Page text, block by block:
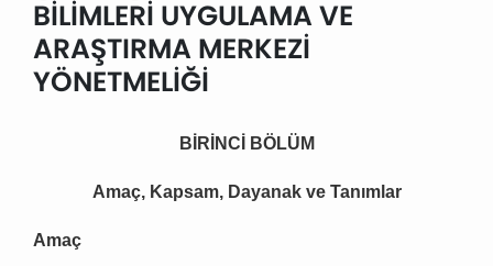
BİLİMLERİ UYGULAMA VE
ARAŞTIRMA MERKEZİ
YÖNETMELİĞİ
B R NC BÖLÜ M
Amaç, Kapsam, Dayanak ve Tanımlar
Amaç